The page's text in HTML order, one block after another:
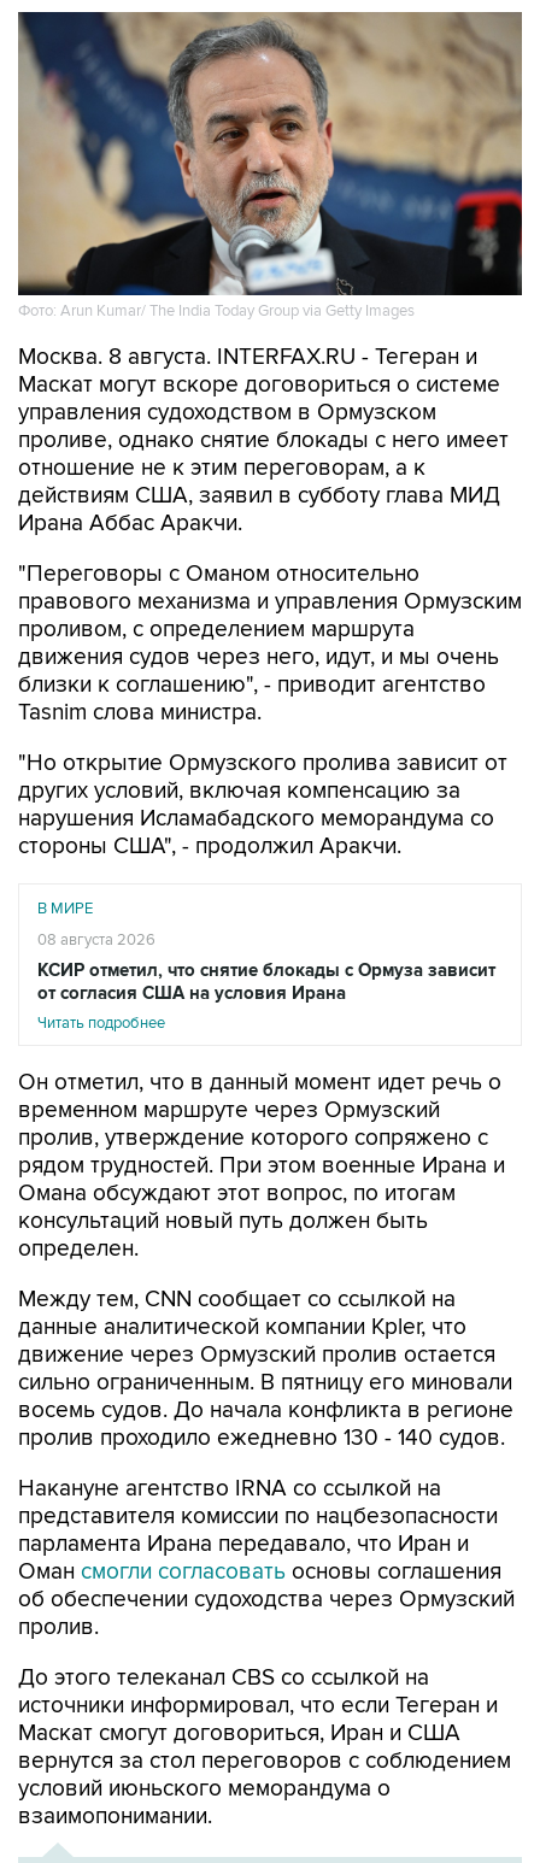
Фото: Arun Kumar/ The India Today Group via Getty Images
Москва. 8 августа. INTERFAX.RU - Тегеран и
Маскат могут вскоре договориться о системе
управления судоходством в Ормузском
проливе, однако снятие блокады с него имеет
отношение не к этим переговорам, а к
действиям США, заявил в субботу глава МИД
Ирана Аббас Аракчи.
"Переговоры с Оманом относительно
правового механизма и управления Ормузским
проливом, с определением маршрута
движения судов через него, идут, и мы очень
близки к соглашению", - приводит агентство
Tasnim слова министра.
"Но открытие Ормузского пролива зависит от
других условий, включая компенсацию за
нарушения Исламабадского меморандума со
стороны США", - продолжил Аракчи.
В МИРЕ
08 августа 2026
КСИР отметил, что снятие блокады с Ормуза зависит
от согласия США на условия Ирана
Читать подробнее
Он отметил, что в данный момент идет речь о
временном маршруте через Ормузский
пролив, утверждение которого сопряжено с
рядом трудностей. При этом военные Ирана и
Омана обсуждают этот вопрос, по итогам
консультаций новый путь должен быть
определен.
Между тем, CNN сообщает со ссылкой на
данные аналитической компании Kpler, что
движение через Ормузский пролив остается
сильно ограниченным. В пятницу его миновали
восемь судов. До начала конфликта в регионе
пролив проходило ежедневно 130 - 140 судов.
Накануне агентство IRNA со ссылкой на
представителя комиссии по нацбезопасности
парламента Ирана передавало, что Иран и
Оман смогли согласовать основы соглашения
об обеспечении судоходства через Ормузский
пролив.
До этого телеканал CBS со ссылкой на
источники информировал, что если Тегеран и
Маскат смогут договориться, Иран и США
вернутся за стол переговоров с соблюдением
условий июньского меморандума о
взаимопонимании.